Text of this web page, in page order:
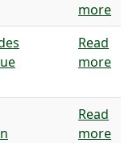
more
Read
more
Read
more